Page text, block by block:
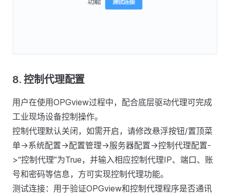
8.控制代理配置
用户在使用OPGview过程中，配合底层驱动代理可完成
工业现场设备控制操作。
控制代理默认关闭，如需开启，请修改悬浮按钮/置顶菜
单->系统配置->配置管理->服务器配置->控制代理配置-
>“控制代理”为True，并输入相应控制代理IP、端口、账
号和密码等信息，方可实现控制代理功能。
测试连接：用于验证OPGview和控制代理程序是否通讯